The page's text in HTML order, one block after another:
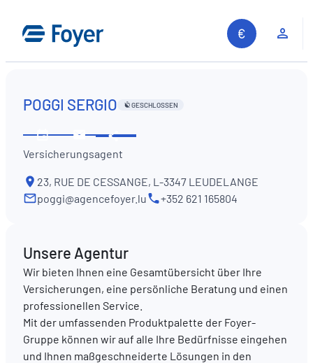
Inhalt
springen
Auf unserer Website suchen
DE
POGGI SERGIO GESCHLOSSEN
ansehenSie
uns
Diese
Versicherungsagent
23, RUE DE CESSANGE, L-3347 LEUDELANGE
poggi@agencefoyer.lu
+352 621 165804
Unsere Agentur
Wir bieten Ihnen eine Gesamtübersicht über Ihre
Versicherungen, eine persönliche Beratung und einen
professionellen Service.
Mit der umfassenden Produktpalette der Foyer-
Gruppe können wir auf alle Ihre Bedürfnisse eingehen
und Ihnen maßgeschneiderte Lösungen in den